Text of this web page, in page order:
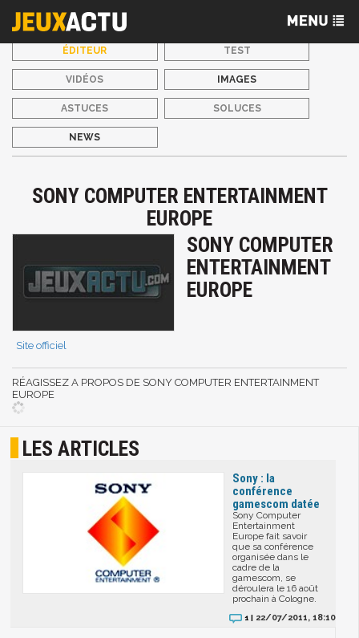
ÉDITEUR TEST
VIDÉOS IMAGES
ASTUCES SOLUCES
NEWS
SONY COMPUTER ENTERTAINMENT
EUROPE
SONY COMPUTER
ENTERTAINMENT
EUROPE
Site officiel
RÉAGISSEZ A PROPOS DE SONY COMPUTER ENTERTAINMENT
EUROPE
LES ARTICLES
Sony : la
conférence
gamescom datée
Sony Computer
Entertainment
Europe fait savoir
que sa conférence
organisée dans le
cadre de la
gamescom, se
déroulera le 16 août
prochain à Cologne.
1 | 22/07/2011, 18:10